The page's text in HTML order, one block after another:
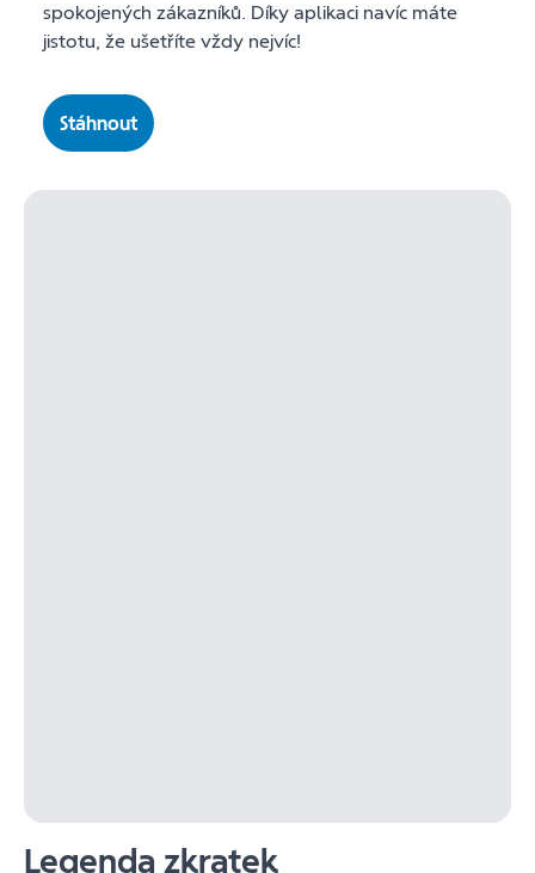
spokojených zákazníků. Díky aplikaci navíc máte
jistotu, že ušetříte vždy nejvíc!
Stáhnout
Legenda zkratek